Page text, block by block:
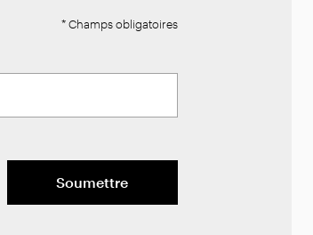
* Champs obligatoires
Soumettre